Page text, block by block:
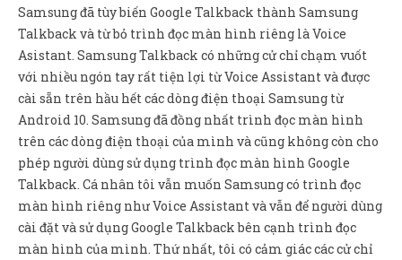
Samsung đã tùy biến Google Talkback thành Samsung
Talkback và từ bỏ trình đọc màn hình riêng là Voice
Asistant. Samsung Talkback có những cử chỉ chạm vuốt
với nhiều ngón tay rất tiện lợi từ Voice Assistant và được
cài sẵn trên hầu hết các dòng điện thoại Samsung từ
Android 10. Samsung đã đồng nhất trình đọc màn hình
trên các dòng điện thoại của mình và cũng không còn cho
phép người dùng sử dụng trình đọc màn hình Google
Talkback. Cá nhân tôi vẫn muốn Samsung có trình đọc
màn hình riêng như Voice Assistant và vẫn để người dùng
cài đặt và sử dụng Google Talkback bên cạnh trình đọc
màn hình của mình. Thứ nhất, tôi có cảm giác các cử chỉ